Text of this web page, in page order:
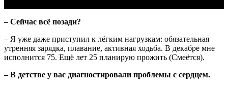
– Сейчас всё позади?
– Я уже даже приступил к лёгким нагрузкам: обязательная
утренняя зарядка, плавание, активная ходьба. В декабре мне
исполнится 75. Ещё лет 25 планирую прожить (Смеётся).
– В детстве у вас диагностировали проблемы с сердцем.